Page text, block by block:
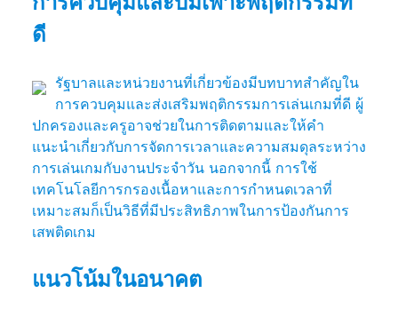
ดี
รัฐบาลและหน่วยงานที่เกี่ยวข้องมีบทบาทสำคัญใน
การควบคุมและส่งเสริมพฤติกรรมการเล่นเกมที่ดี ผู้
ปกครองและครูอาจช่วยในการติดตามและให้คำ
แนะนำเกี่ยวกับการจัดการเวลาและความสมดุลระหว่าง
การเล่นเกมกับงานประจำวัน นอกจากนี้ การใช้
เทคโนโลยีการกรองเนื้อหาและการกำหนดเวลาที่
เหมาะสมก็เป็นวิธีที่มีประสิทธิภาพในการป้องกันการ
เสพติดเกม
แนวโน้มในอนาคต